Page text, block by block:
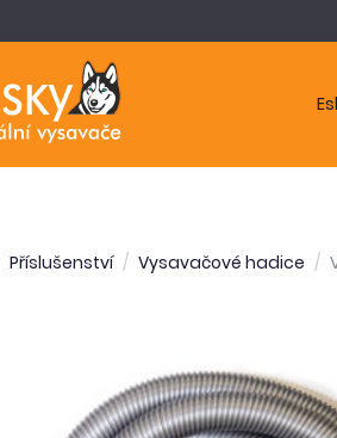
Příslušenství Vysavačové hadice